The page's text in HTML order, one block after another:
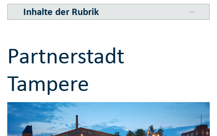
Inhalte der Rubrik
Partnerstadt
Tampere